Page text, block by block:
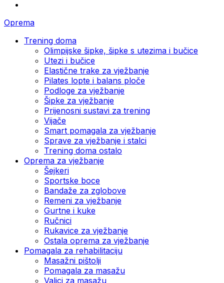
Oprema
Trening doma
Olimpijske šipke, šipke s utezima i bučice
Utezi i bučice
Elastične trake za vježbanje
Pilates lopte i balans ploče
Podloge za vježbanje
Šipke za vježbanje
Prijenosni sustavi za trening
Vijače
Smart pomagala za vježbanje
Sprave za vježbanje i stalci
Trening doma ostalo
Oprema za vježbanje
Šejkeri
Sportske boce
Bandaže za zglobove
Remeni za vježbanje
Gurtne i kuke
Ručnici
Rukavice za vježbanje
Ostala oprema za vježbanje
Pomagala za rehabilitaciju
Masažni pištolji
Pomagala za masažu
Valjci za masažu